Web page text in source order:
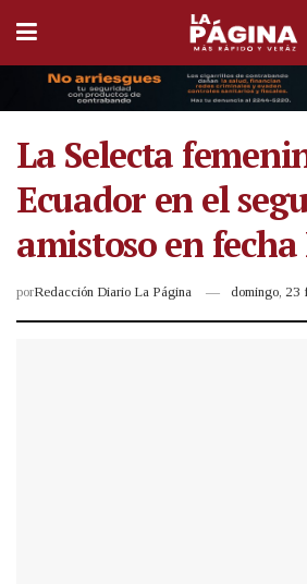
La Selecta
Ecuador en el
amistoso en fecha
porRedacción Diario La Página domingo, 23